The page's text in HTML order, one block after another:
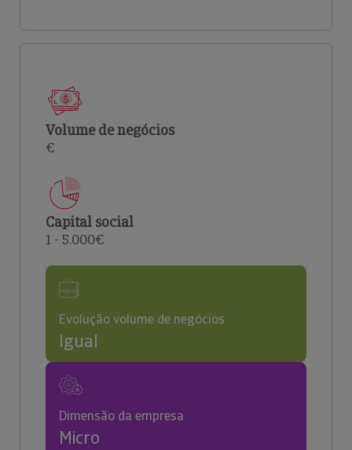
Volume de negócios
€
Capital social
1 - 5.000€
Evolução volume de negócios
Igual
Dimensão da empresa
Micro